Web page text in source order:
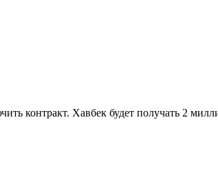
контракт. Хавбек будет получать 2